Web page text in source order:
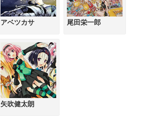
アベツカサ 尾田栄一郎
矢吹健太朗